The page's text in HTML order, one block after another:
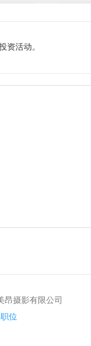
资活动。
昂摄影有限公司
位